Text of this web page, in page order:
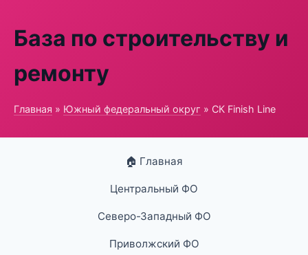
База по строительству и
ремонту
Главная » Южный федеральный округ » СК Finish Line
🏠 Главная
Центральный ФО
Северо-Западный ФО
Приволжский ФО